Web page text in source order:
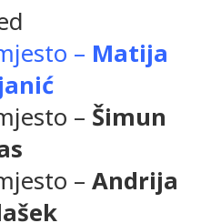
– Matija
– Šimun
– Andrija